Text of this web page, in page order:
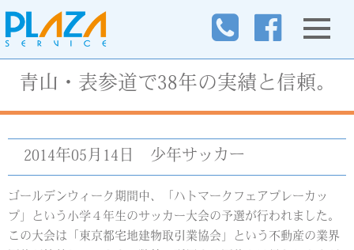
青山・表参道で38年の実績と信頼。
2014年05月14日 少年サッカー
ゴールデンウィーク期間中、「ハトマークフェアプレーカッ
プ」という小学４年生のサッカー大会の予選が行われました。
この大会は「東京都宅地建物取引業協会」という不動産の業界